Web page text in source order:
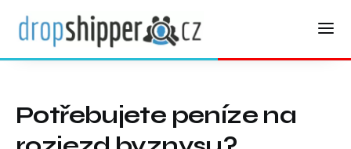
Potřebujete peníze na